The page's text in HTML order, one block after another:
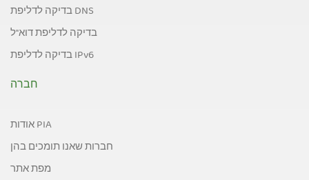
בדיקה לדליפת DNS
בדיקה לדליפת דוא"ל
בדיקה לדליפת IPv6
חברה
אודות PIA
חברות שאנו תומכים בהן
מפת אתר